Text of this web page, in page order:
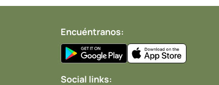
Encuéntranos:
Social links: